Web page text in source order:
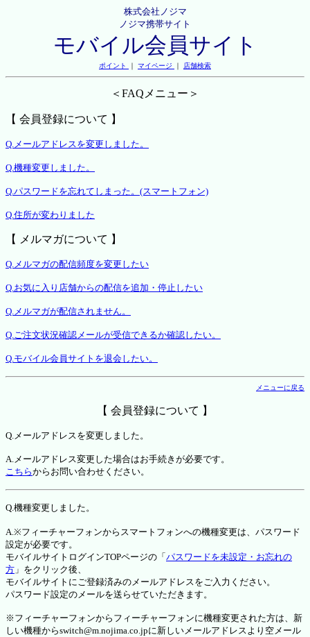
株式会社ノジマ
ノジマ携帯サイト
モバイル会員サイト
ポイント ｜ マイページ ｜ 店舗検索
＜FAQメニュー＞
【 会員登録について 】
Q.メールアドレスを変更しました。
Q.機種変更しました。
Q.パスワードを忘れてしまった。(スマートフォン)
Q.住所が変わりました
【 メルマガについて 】
Q.メルマガの配信頻度を変更したい
Q.お気に入り店舗からの配信を追加・停止したい
Q.メルマガが配信されません。
Q.ご注文状況確認メールが受信できるか確認したい。
Q.モバイル会員サイトを退会したい。
メニューに戻る
【 会員登録について 】
Q.メールアドレスを変更しました。
A.メールアドレス変更した場合はお手続きが必要です。
こちらからお問い合わせください。
Q.機種変更しました。
A.※フィーチャーフォンからスマートフォンへの機種変更は、パスワード
設定が必要です。
モバイルサイトログインTOPページの「 パスワードを未設定・お忘れの
方 」をクリック後、
モバイルサイトにご登録済みのメールアドレスをご入力ください。
パスワード設定のメールを送らせていただきます。
※フィーチャーフォンからフィーチャーフォンに機種変更された方は、新
しい機種からswitch@m.nojima.co.jpに新しいメールアドレスより空メール